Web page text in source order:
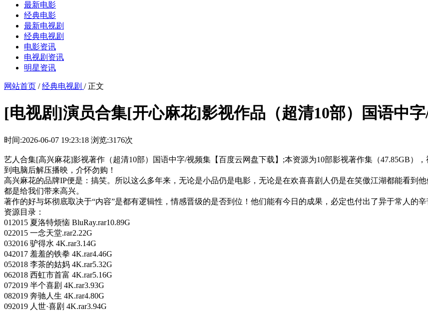
最新电影
经典电影
最新电视剧
经典电视剧
电影资讯
电视剧资讯
明星资讯
网站首页 /经典电视剧 / 正文
[电视剧]演员合集[开心麻花]影视作品（超清10部）国语中
时间:2026-06-07 19:23:18 浏览:3176次
艺人合集[高兴麻花]影视著作（超清10部）国语中字/视频集【百度云网盘下载】;本资源为10部影视著作集（47.85GB）
到电脑后解压播映，介怀勿购！
高兴麻花的品牌IP便是：搞笑。所以这么多年来，无论是小品仍是电影，无论是在欢喜喜剧人仍是在笑傲江湖都能看到
都是给我们带来高兴。
著作的好与坏彻底取决于“内容”是都有逻辑性，情感晋级的是否到位！他们能有今日的成果，必定也付出了异于常人的
资源目录：
012015 夏洛特烦恼 BluRay.rar10.89G
022015 一念天堂.rar2.22G
032016 驴得水 4K.rar3.14G
042017 羞羞的铁拳 4K.rar4.46G
052018 李茶的姑妈 4K.rar5.32G
062018 西虹市首富 4K.rar5.16G
072019 半个喜剧 4K.rar3.93G
082019 奔驰人生 4K.rar4.80G
092019 人世·喜剧 4K.rar3.94G